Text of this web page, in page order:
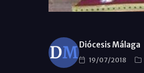
Diócesis Málaga
19/07/2018